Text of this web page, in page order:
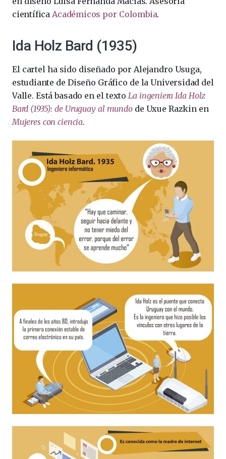
científica Académicos por Colombia.
Ida Holz Bard (1935)
El cartel ha sido diseñado por Alejandro Usuga,
estudiante de Diseño Gráfico de la Universidad del
Valle. Está basado en el texto La ingeniera Ida Holz
Bard (1935): de Uruguay al mundode Uxue Razkin en
Mujeres con ciencia.